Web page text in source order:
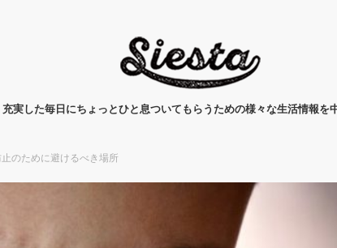
実した毎日にちょっとひと息ついてもらうための様々な生活情報を
のために避けるべき場所